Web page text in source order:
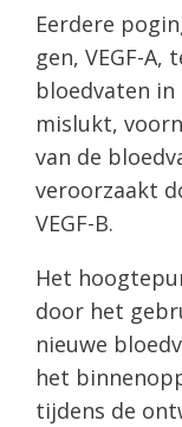
Eerdere
gen, VEGF-
bloedvaten
mislukt,
van de
veroorzaakt
VEGF-B.
Het
door het
nieuwe
het
tijdens de